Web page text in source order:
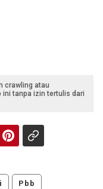
crawling atau
tanpa izin tertulis dari
Pbb